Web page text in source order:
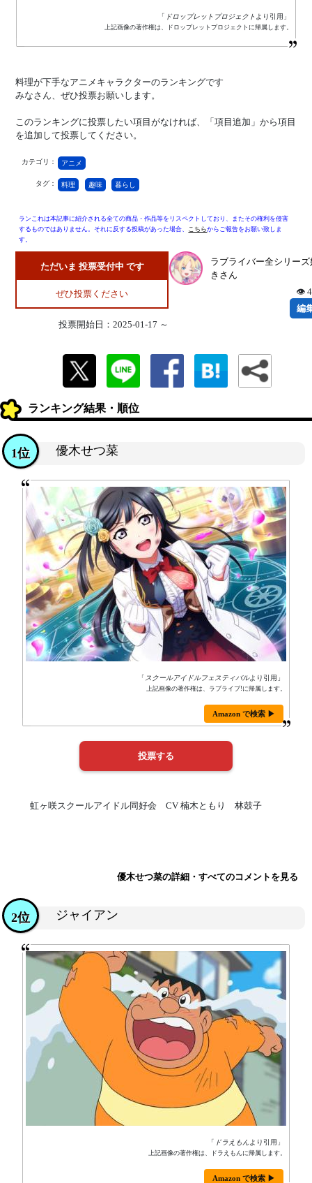
「 ドロップレットプロジェクト より引用」
上記画像の著作権は、ドロップレットプロジェクトに帰属します。
料理が下手なアニメキャラクターのランキングです
みなさん、ぜひ投票お願いします。
このランキングに投票したい項目がなければ、「項目追加」から項目
を追加して投票してください。
カテゴリ： アニメ
タグ： 料理 趣味 暮らし
ランこれは本記事に紹介される全ての商品・作品等をリスペクトしており、またその権利を侵害
するものではありません。それに反する投稿があった場合、 こちらからご報告をお願い致しま
す。
ただいま 投票受付中 です
ぜひ投票ください
投票開始日：2025-01-17 ～
ラブライバー全シリーズ
きさん
👁
編
ランキング結果・順位
優木せつ菜
1位
「 スクールアイドルフェスティバルより引用」
上記画像の著作権は、ラブライブ!に帰属します。
Amazon で検索 ▶
虹ヶ咲スクールアイドル同好会 CV 楠木ともり 林鼓子
優木せつ菜の詳細・すべてのコメントを見る
ジャイアン
2位
「 ドラえもん より引用」
上記画像の著作権は、ドラえもんに帰属します。
Amazon で検索 ▶